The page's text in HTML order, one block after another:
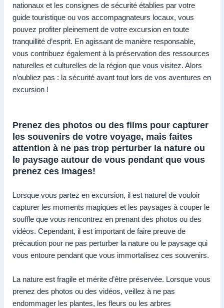
nationaux et les consignes de sécurité établies par votre
guide touristique ou vos accompagnateurs locaux, vous
pouvez profiter pleinement de votre excursion en toute
tranquillité d’esprit. En agissant de manière responsable,
vous contribuez également à la préservation des ressources
naturelles et culturelles de la région que vous visitez. Alors
n’oubliez pas : la sécurité avant tout lors de vos aventures en
excursion !
Prenez des photos ou des films pour capturer
les souvenirs de votre voyage, mais faites
attention à ne pas trop perturber la nature ou
le paysage autour de vous pendant que vous
prenez ces images!
Lorsque vous partez en excursion, il est naturel de vouloir
capturer les moments magiques et les paysages à couper le
souffle que vous rencontrez en prenant des photos ou des
vidéos. Cependant, il est important de faire preuve de
précaution pour ne pas perturber la nature ou le paysage qui
vous entoure pendant que vous immortalisez ces souvenirs.
La nature est fragile et mérite d’être préservée. Lorsque vous
prenez des photos ou des vidéos, veillez à ne pas
endommager les plantes, les fleurs ou les arbres